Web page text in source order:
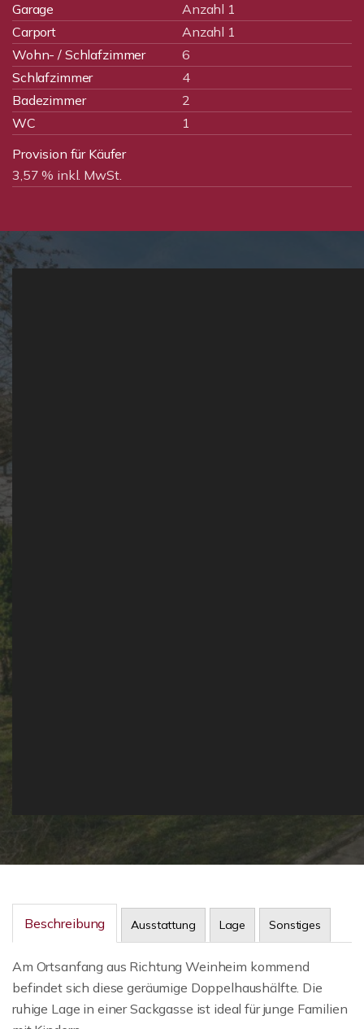
Garage
Anzahl 1
Carport
Anzahl 1
Wohn- / Schlafzimmer
6
Schlafzimmer
4
Badezimmer
2
WC
1
Provision für Käufer
3,57 % inkl. MwSt.
Beschreibung Ausstattung Lage Sonstiges
Am Ortsanfang aus Richtung Weinheim kommend
befindet sich diese geräumige Doppelhaushälfte. Die
ruhige Lage in einer Sackgasse ist ideal für junge Familien